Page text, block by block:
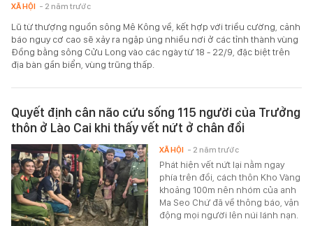
XÃ HỘI - 2 năm trước
Lũ từ thượng nguồn sông Mê Kông về, kết hợp với triều cường, cảnh
báo nguy cơ cao sẽ xảy ra ngập úng nhiều nơi ở các tỉnh thành vùng
Đồng bằng sông Cửu Long vào các ngày từ 18 - 22/9, đặc biệt trên
địa bàn gần biển, vùng trũng thấp.
Quyết định cân não cứu sống 115 người của Trưởng
thôn ở Lào Cai khi thấy vết nứt ở chân đồi
Phát hiện vết nứt lại nằm ngay
phía trên đồi, cách thôn Kho Vàng
khoảng 100m nên nhóm của anh
Ma Seo Chứ đã về thông báo, vận
động mọi người lên núi lánh nạn.
XÃ HỘI - 2 năm trước